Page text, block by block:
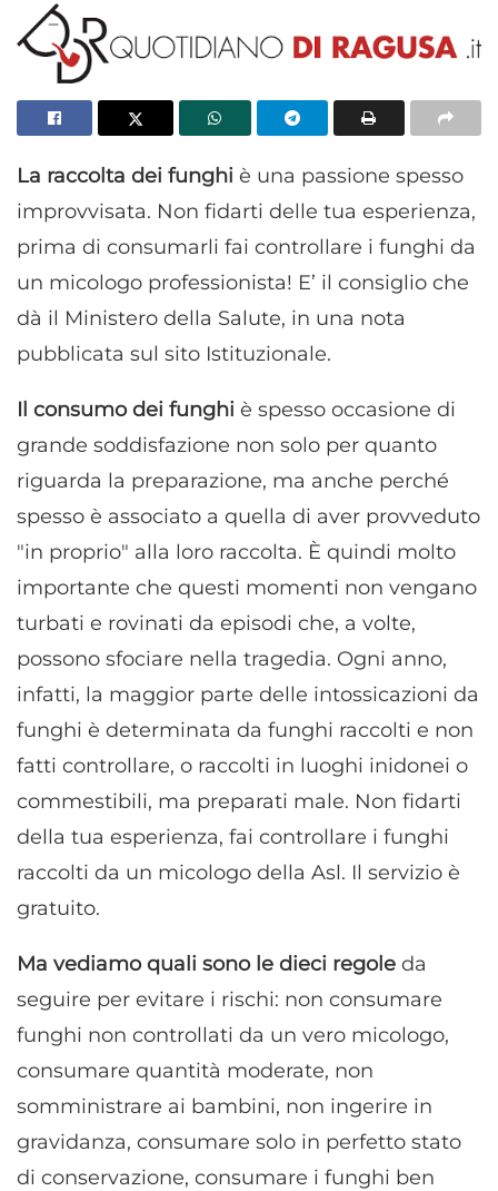
La raccolta dei funghi è una passione spesso
improvvisata. Non fidarti delle tua esperienza,
prima di consumarli fai controllare i funghi da
un micologo professionista! E’ il consiglio che
dà il Ministero della Salute, in una nota
pubblicata sul sito Istituzionale.
Il consumo dei funghi è spesso occasione di
grande soddisfazione non solo per quanto
riguarda la preparazione, ma anche perché
spesso è associato a quella di aver provveduto
"in proprio" alla loro raccolta. È quindi molto
importante che questi momenti non vengano
turbati e rovinati da episodi che, a volte,
possono sfociare nella tragedia. Ogni anno,
infatti, la maggior parte delle intossicazioni da
funghi è determinata da funghi raccolti e non
fatti controllare, o raccolti in luoghi inidonei o
commestibili, ma preparati male. Non fidarti
della tua esperienza, fai controllare i funghi
raccolti da un micologo della Asl. Il servizio è
gratuito.
Ma vediamo quali sono le dieci regole da
seguire per evitare i rischi: non consumare
funghi non controllati da un vero micologo,
consumare quantità moderate, non
somministrare ai bambini, non ingerire in
gravidanza, consumare solo in perfetto stato
di conservazione, consumare i funghi ben